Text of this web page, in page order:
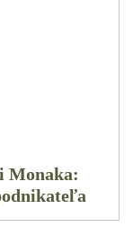
Monaka: